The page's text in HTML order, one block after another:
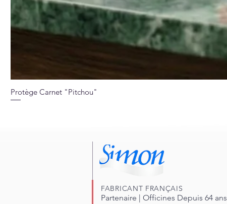
Protège Carnet "Pitchou"
FABRICANT FRANÇAIS
Partenaire | Officines Depuis 64 ans